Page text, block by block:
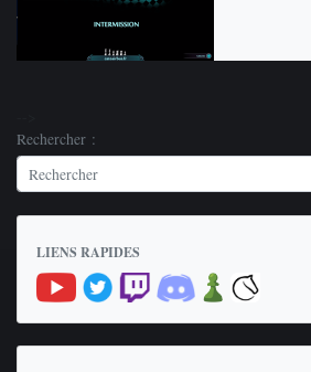
Rechercher :
LIENS RAPIDES